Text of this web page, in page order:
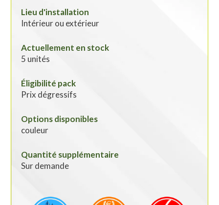
Lieu d'installation
Intérieur ou extérieur
Actuellement en stock
5 unités
Éligibilité pack
Prix dégressifs
Options disponibles
couleur
Quantité supplémentaire
Sur demande